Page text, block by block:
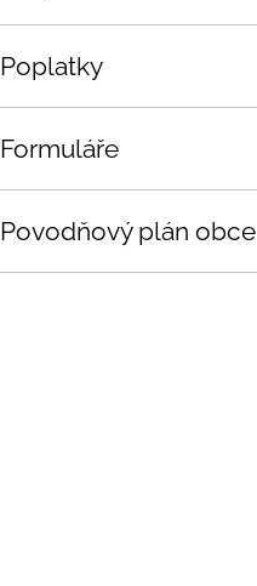
Poplatky
Formuláře
Povodňový plán obce